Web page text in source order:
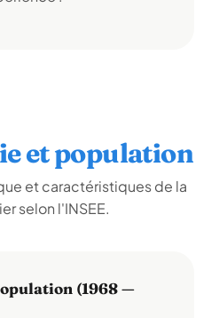
et population
et caractéristiques de la
selon l'INSEE.
(1968 —